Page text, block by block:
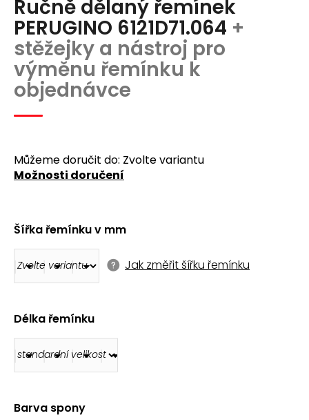
produktu
je
5,0
z
5
hvězdiček.
Ručně dělaný řemínek
PERUGINO 6121D71.064 +
stěžejky a nástroj pro
výměnu řemínku k
objednávce
Barva spony
Délka řemínku
Šířka řemínku v mm
Jak změřit šířku řemínku
Můžeme doručit do: Zvolte variantu
Možnosti doručení
a
j
í
t
?
Hledat
D
o
p
o
r
u
j
e
m